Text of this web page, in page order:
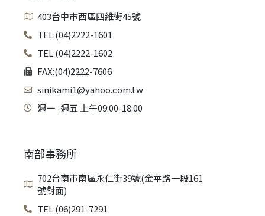
403台中市西區四維街45號
TEL:(04)2222-1601
TEL:(04)2222-1602
FAX:(04)2222-7606
sinikami1@yahoo.com.tw
週一 -週五 上午09:00-18:00
南部事務所
702台南市南區永仁街39號(金華路一段161
號對面)
TEL:(06)291-7291